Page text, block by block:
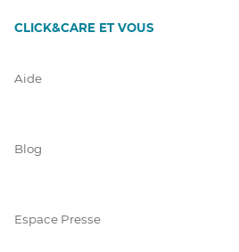
CLICK&CARE ET VOUS
Aide
Blog
Espace Presse